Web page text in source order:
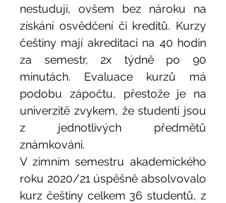
nestudují, ovšem bez nároku na
získání osvědčení či kreditů. Kurzy
češtiny mají akreditaci na 40 hodin
za semestr, 2x týdně po 90
minutách. Evaluace kurzů má
podobu zápočtu, přestože je na
univerzitě zvykem, že studenti jsou
z jednotlivých předmětů
známkováni.
V zimním semestru akademického
roku 2020/21 úspěšně absolvovalo
kurz češtiny celkem 36 studentů, z